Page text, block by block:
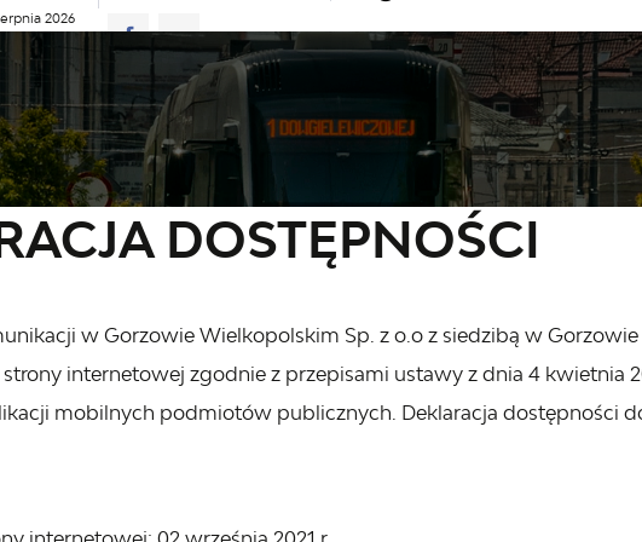
2026
27°CJAZDY AKTUALNOŚCI KOMUNIKATY NASZA OFERTA
dostępności
DOSTĘPNOŚCI
w Gorzowie Wielkopolskim Sp. z o.o z siedzibą w
strony internetowej zgodnie z przepisami ustawy z dnia 4 kwietnia
mobilnych podmiotów publicznych. Deklaracja dostępności